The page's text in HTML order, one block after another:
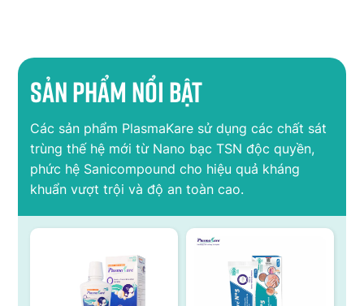
Sản phẩm nổi bật
Các sản phẩm PlasmaKare sử dụng các chất sát
trùng thế hệ mới từ Nano bạc TSN độc quyền,
phức hệ Sanicompound cho hiệu quả kháng
khuẩn vượt trội và độ an toàn cao.